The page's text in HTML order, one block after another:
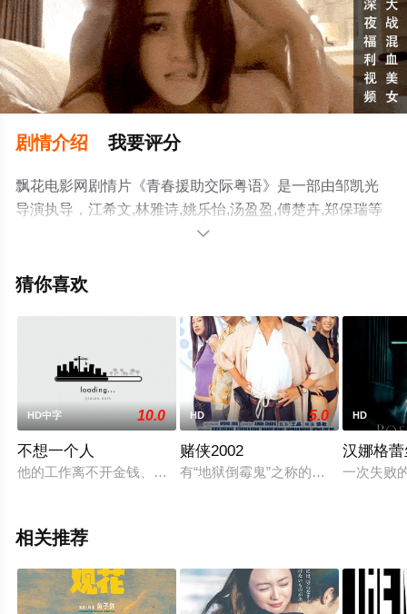
剧情介绍 我要评分
飘花电影网剧情片《青春援助交际粤语》是一部由邹凯光
导演执导，江希文,林雅诗,姚乐怡,汤盈盈,傅楚卉,郑保瑞等
演员精彩演绎的中国香港电影，手机免费观看高清未删减
瓣电影、电视猫或剧情网等平台了解。

猜你喜欢
HD中字 10.0
不想一个人
他的工作离不开金钱、欲望与凶险，她则是富商的秘密情人，
HD 5.0
赌侠2002
有“地狱倒霉鬼”之称的李加乘出生二
HD
汉娜格
一次失败
相关推荐